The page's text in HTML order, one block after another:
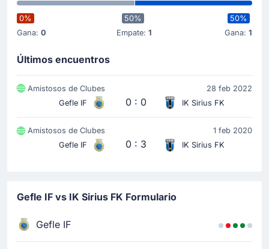
0%
Gana: 0
50%
Empate:1
50%
Gana: 1
Últimos encuentros
Amistosos de Clubes
28 feb 2022
Gefle IF
0 : 0 IK Sirius FK
Amistosos de Clubes
1 feb 2020
Gefle IF
0 : 3 IK Sirius FK
Gefle IF vs IK Sirius FK Formulario
Gefle IF